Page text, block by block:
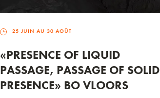
25 JUIN AU 30 AOÛT
«PRESENCE OF LIQUID
PASSAGE, PASSAGE OF SOLID
PRESENCE» BO VLOORS